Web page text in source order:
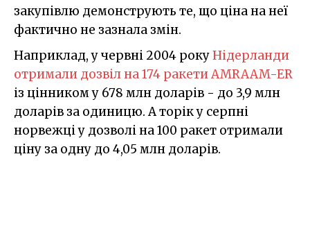
закупівлю демонструють те, що ціна на неї
фактично не зазнала змін.
Наприклад, у червні 2004 рокуНідерланди
отримали дозвіл на 174 ракети AMRAAM-ER
із цінником у 678 млн доларів - до 3,9 млн
доларів за одиницю. А торік у серпні
норвежці у дозволі на 100 ракет отримали
ціну за одну до 4,05 млн доларів.